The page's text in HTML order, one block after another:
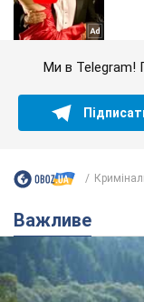
Ми в Telegram!
Важливе